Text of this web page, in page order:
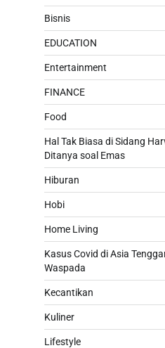
Bisnis
EDUCATION
Entertainment
FINANCE
Food
Hal Tak Biasa di Sidang
Ditanya soal Emas
Hiburan
Hobi
Home Living
Kasus Covid di Asia
Waspada
Kecantikan
Kuliner
Lifestyle